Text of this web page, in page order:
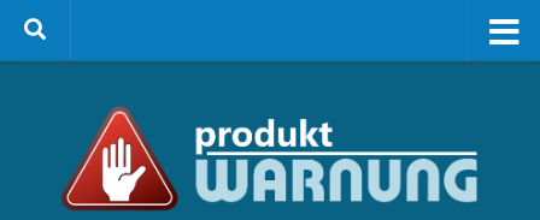
Zum Inhalt springen